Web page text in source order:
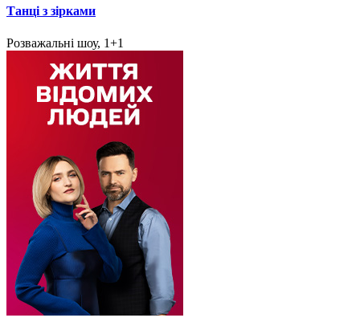
Танці з зірками
Розважальні шоу, 1+1